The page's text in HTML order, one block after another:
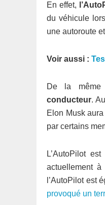
En effet,
du véhicule
une autoroute
Voir aussi :
De la même
conducteur.
Elon Musk
par certains
L’AutoPilot
actuellement
l’AutoPilot est
provoqué un